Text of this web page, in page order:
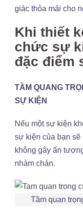
giác thỏa mái cho
Khi thiết
chức sự
đặc điểm
TẦM QUANG
SỰ KIỆN
Nếu một sự kiện
sự kiện của bạn sẽ
không gây ấn
nhàm chán.
Tầm quan